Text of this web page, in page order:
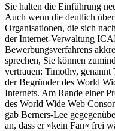
Sie halten die Einführung
Auch wenn die deutlich
Organisationen, die sich
der Internet-Verwaltung
Bewerbungsverfahrens
sprechen, Sie können
vertrauen: Timothy, genannt
der Begründer des World
Internets. Am Rande einer
des World Wide Web
gab Berners-Lee
an, dass er »kein Fan« frei